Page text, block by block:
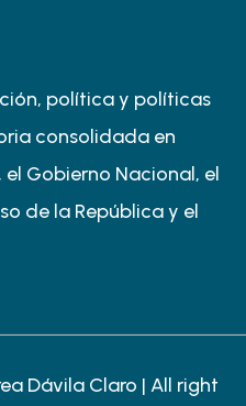
política y políticas
consolidada en
Gobierno Nacional, el
de la República y el
Dávila Claro | All right